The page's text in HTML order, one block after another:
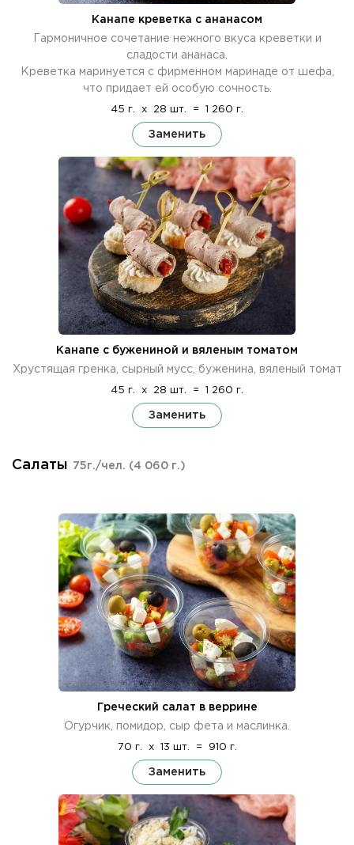
Канапе креветка с ананасом
Гармоничное сочетание нежного вкуса креветки и
сладости ананаса.
Креветка маринуется с фирменном маринаде от шефа,
что придает ей особую сочность.
45 г. x 28 шт. = 1 260 г.
Заменить
Канапе с бужениной и вяленым томатом
Хрустящая гренка, сырный мусс, буженина, вяленый томат
45 г. x 28 шт. = 1 260 г.
Заменить
Салаты 75г./чел. (4 060 г.)
Греческий салат в веррине
Огурчик, помидор, сыр фета и маслинка.
70 г. x 13 шт. = 910 г.
Заменить